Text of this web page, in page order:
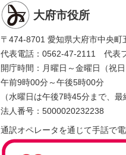
大府市役所
〒474-8701 愛知県大府市中央町
代表電話：0562-47-2111 代表
開庁時間：月曜日～金曜日（祝
午前9時00分～午後5時00分
（水曜日は午後7時45分まで、最
法人番号：5000020232238
通訳オペレータを通じて手話で電